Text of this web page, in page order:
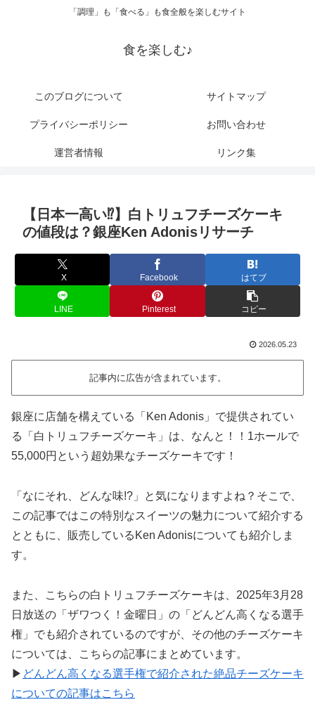
「調理」も「食べる」も食全般を楽しむサイト
食を楽しむ♪
このブログについて サイトマップ
プライバシーポリシー お問い合わせ
運営者情報 リンク集
【日本一高い⁉】白トリュフチーズケーキ
の値段は？銀座Ken Adonisリサーチ
X Facebook はてブ
LINE Pinterest コピー
2026.05.23
記事内に広告が含まれています。
銀座に店舗を構えている「Ken Adonis」で提供されてい
る「白トリュフチーズケーキ」は、なんと！！1ホールで
55,000円という超効果なチーズケーキです！
「なにそれ、どんな味!?」と気になりますよね？そこで、
この記事ではこの特別なスイーツの魅力について紹介する
とともに、販売しているKen Adonisについても紹介しま
す。
また、こちらの白トリュフチーズケーキは、2025年3月28
日放送の「ザワつく！金曜日」の「どんどん高くなる選手
権」でも紹介されているのですが、その他のチーズケーキ
については、こちらの記事にまとめています。
▶ どんどん高くなる選手権で紹介された絶品チーズケーキ
についての記事はこちら